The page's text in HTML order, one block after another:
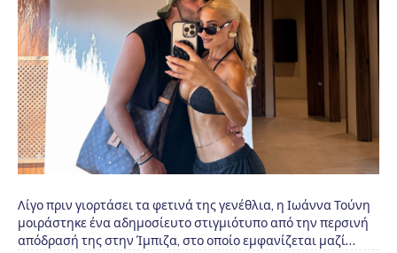
Λίγο πριν γιορτάσει τα φετινά της γενέθλια, η Ιωάννα Τούνη
μοιράστηκε ένα αδημοσίευτο στιγμιότυπο από την περσινή
απόδρασή της στην Ίμπιζα, στο οποίο εμφανίζεται μαζί…